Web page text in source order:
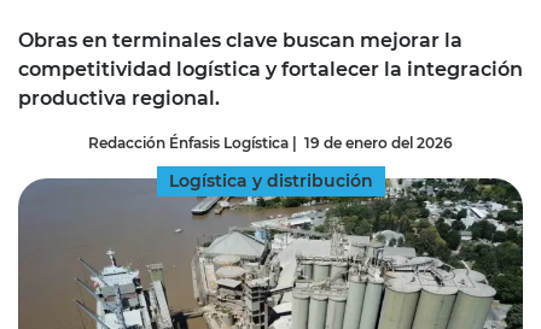
Obras en terminales clave buscan mejorar la
competitividad logística y fortalecer la integración
productiva regional.
Redacción Énfasis Logística | 19 de enero del 2026
Logística y distribución